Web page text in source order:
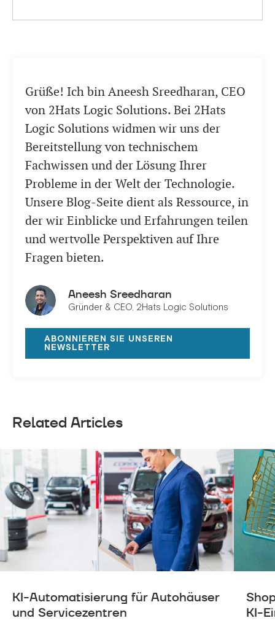
Grüße! Ich bin Aneesh Sreedharan, CEO
von 2Hats Logic Solutions. Bei 2Hats
Logic Solutions widmen wir uns der
Bereitstellung von technischem
Fachwissen und der Lösung Ihrer
Probleme in der Welt der Technologie.
Unsere Blog-Seite dient als Ressource, in
der wir Einblicke und Erfahrungen teilen
und wertvolle Perspektiven auf Ihre
Fragen bieten.
Aneesh Sreedharan
Gründer & CEO, 2Hats Logic Solutions
ABONNIEREN SIE UNSEREN
NEWSLETTER
Related Articles
KI-Automatisierung für Autohäuser
und Servicezentren
KI-